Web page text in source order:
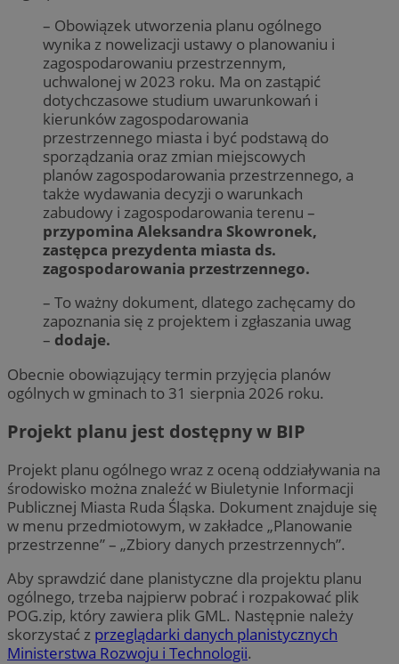
– Obowiązek utworzenia planu ogólnego
wynika z nowelizacji ustawy o planowaniu i
zagospodarowaniu przestrzennym,
uchwalonej w 2023 roku. Ma on zastąpić
dotychczasowe studium uwarunkowań i
kierunków zagospodarowania
przestrzennego miasta i być podstawą do
sporządzania oraz zmian miejscowych
planów zagospodarowania przestrzennego, a
także wydawania decyzji o warunkach
zabudowy i zagospodarowania terenu –
przypomina Aleksandra Skowronek,
zastępca prezydenta miasta ds.
zagospodarowania przestrzennego.
– To ważny dokument, dlatego zachęcamy do
zapoznania się z projektem i zgłaszania uwag
– dodaje.
Obecnie obowiązujący termin przyjęcia planów
ogólnych w gminach to 31 sierpnia 2026 roku.
Projekt planu jest dostępny w BIP
Projekt planu ogólnego wraz z oceną oddziaływania na
środowisko można znaleźć w Biuletynie Informacji
Publicznej Miasta Ruda Śląska. Dokument znajduje się
w menu przedmiotowym, w zakładce „Planowanie
przestrzenne” – „Zbiory danych przestrzennych”.
Aby sprawdzić dane planistyczne dla projektu planu
ogólnego, trzeba najpierw pobrać i rozpakować plik
POG.zip, który zawiera plik GML. Następnie należy
skorzystać z przeglądarki danych planistycznych
Ministerstwa Rozwoju i Technologii.